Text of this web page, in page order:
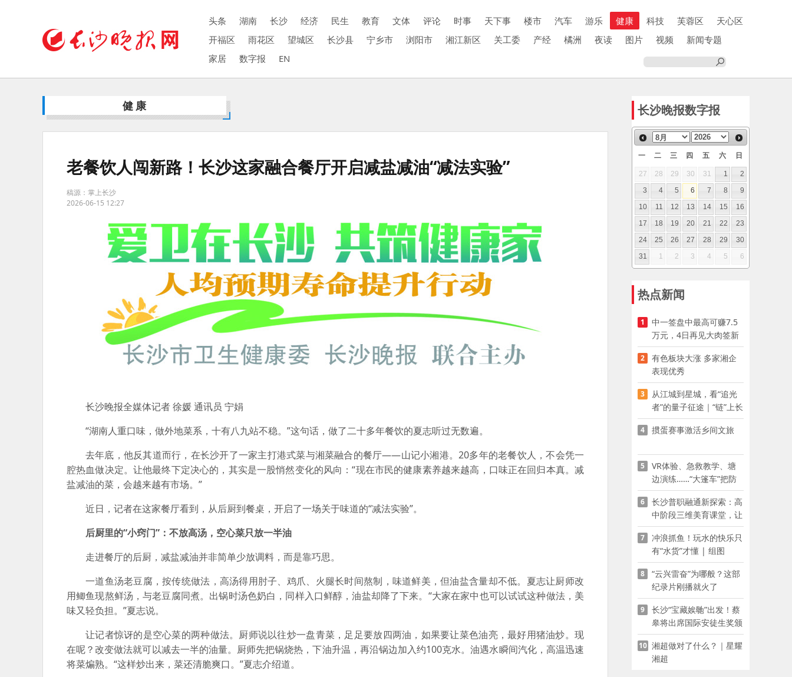
头条 湖南 长沙 经济 民生 教育 文体 评论 时事 天下事 楼市 汽车 游乐 健康 科技 芙蓉区
天心区
开福区
雨花区 望城区 长沙县 宁乡市 浏阳市 湘江新区 关工委 产经 橘洲 夜读 图片 视频
新闻专题
家居
数字报 EN
健康
老餐饮人闯新路！长沙这家融合餐厅开启减盐减油“减法实验”
稿源：掌上长沙
2026-06-15 12:27
长沙晚报全媒体记者 徐媛 通讯员 宁娟
“湖南人重口味，做外地菜系，十有八九站不稳。”这句话，做了二十多年餐饮的夏志听过无数遍。
去年底，他反其道而行，在长沙开了一家主打港式菜与湘菜融合的餐厅——山记小湘港。20多年的老餐饮人，不会凭一
腔热血做决定。让他最终下定决心的，其实是一股悄然变化的风向：“现在市民的健康素养越来越高，口味正在回归本真。减
盐减油的菜，会越来越有市场。”
近日，记者在这家餐厅看到，从后厨到餐桌，开启了一场关于味道的“减法实验”。
后厨里的“小窍门”：不放高汤，空心菜只放一半油
走进餐厅的后厨，减盐减油并非简单少放调料，而是靠巧思。
一道鱼汤老豆腐，按传统做法，高汤得用肘子、鸡爪、火腿长时间熬制，味道鲜美，但油盐含量却不低。夏志让厨师改
用鲫鱼现熬鲜汤，与老豆腐同煮。出锅时汤色奶白，同样入口鲜醇，油盐却降了下来。“大家在家中也可以试试这种做法，美
味又轻负担。”夏志说。
让记者惊讶的是空心菜的两种做法。厨师说以往炒一盘青菜，足足要放四两油，如果要让菜色油亮，最好用猪油炒。现
在呢？改变做法就可以减去一半的油量。厨师先把锅烧热，下油升温，再沿锅边加入约100克水。油遇水瞬间汽化，高温迅速
将菜煸熟。“这样炒出来，菜还清脆爽口。”夏志介绍道。
长沙晚报数字报
一 二 三 四 五 六 日
27 28 29 30 31 1
2
3
4 5 6 7 8
9
10
11 12 13 14 15
16
17
18 19 20 21 22
23
24
25 26 27 28 29
30
31
1 2 3 4 5 6
热点新闻
1
中一签盘中最高可赚7.5
万元，4日再见大肉签新
股
2
有色板块大涨 多家湘企
表现优秀
3
从江城到星城，看“追光
者”的量子征途｜“链”上长
沙 “才”够硬核
4 掼蛋赛事激活乡间文旅
5
VR体验、急救教学、塘
边演练……“大篷车”把防
溺水课堂搬到乡村青少年
家门口
6
长沙普职融通新探索：高
中阶段三维美育课堂，让
少年向美而生
7
冲浪抓鱼！玩水的快乐只
有“水货”才懂 | 组图
8
“云兴雷奋”为哪般？这部
纪录片刚播就火了
9
长沙“宝藏娭毑”出发！蔡
皋将出席国际安徒生奖颁
奖典礼并领奖
10 湘超做对了什么？｜星耀
湘超